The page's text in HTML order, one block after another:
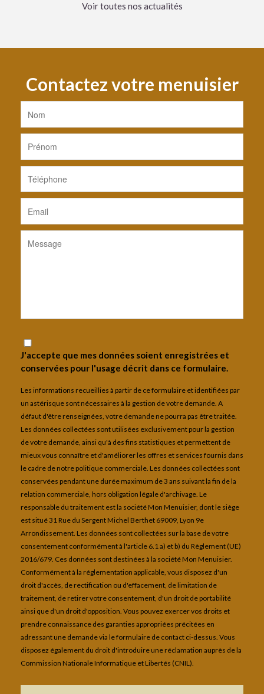
Voir toutes nos actualités
Contactez votre menuisier
J'accepte que mes données soient enregistrées et
conservées pour l'usage décrit dans ce formulaire.
Les informations recueillies à partir de ce formulaire et identifiées par
un astérisque sont nécessaires à la gestion de votre demande. A
défaut d'être renseignées, votre demande ne pourra pas être traitée.
Les données collectées sont utilisées exclusivement pour la gestion
de votre demande, ainsi qu'à des fins statistiques et permettent de
mieux vous connaître et d'améliorer les offres et services fournis dans
le cadre de notre politique commerciale. Les données collectées sont
conservées pendant une durée maximum de 3 ans suivant la fin de la
relation commerciale, hors obligation légale d'archivage. Le
responsable du traitement est la société Mon Menuisier, dont le siège
est situé 31 Rue du Sergent Michel Berthet 69009, Lyon 9e
Arrondissement. Les données sont collectées sur la base de votre
consentement conformément à l'article 6.1 a) et b) du Règlement (UE)
2016/679. Ces données sont destinées à la société Mon Menuisier.
Conformément à la réglementation applicable, vous disposez d'un
droit d'accès, de rectification ou d'effacement, de limitation de
traitement, de retirer votre consentement, d'un droit de portabilité
ainsi que d'un droit d'opposition. Vous pouvez exercer vos droits et
prendre connaissance des garanties appropriées précitées en
adressant une demande via le formulaire de contact ci-dessus. Vous
disposez également du droit d'introduire une réclamation auprès de la
Commission Nationale Informatique et Libertés (CNIL).